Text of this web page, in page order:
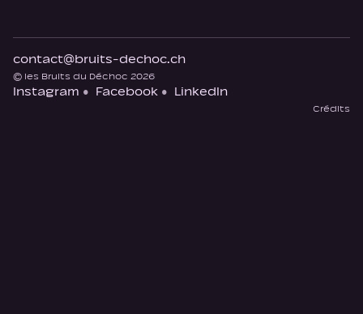
contact@bruits-dechoc.ch
© les Bruits du Déchoc 2026
Instagram Facebook LinkedIn
Crédits